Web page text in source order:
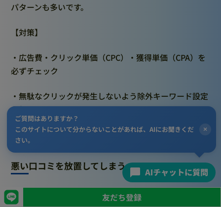
パターンも多いです。
【対策】
・広告費・クリック単価（CPC）・獲得単価（CPA）を
必ずチェック
・無駄なクリックが発生しないよう除外キーワード設定
を行う
・成果が悪い広告は即停止、改善案を試す
悪い口コミを放置してしまう
ネガティブなGoogleレビューを放置すると、患者さん
友だち登録
ご質問はありますか？
このサイトについて分からないことがあれば、AIにお聞きくだ
さい。
×